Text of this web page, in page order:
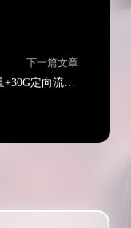
下一篇文章
电信北狐卡29元155G通用流量+30G定向流量+100分钟通话（长期套餐可选号）